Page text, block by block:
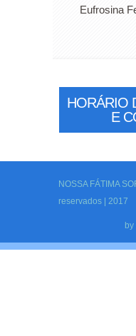
Eufrosina
HORÁRIO
E
NOSSA FÁTIMA
reservados | 2017
by